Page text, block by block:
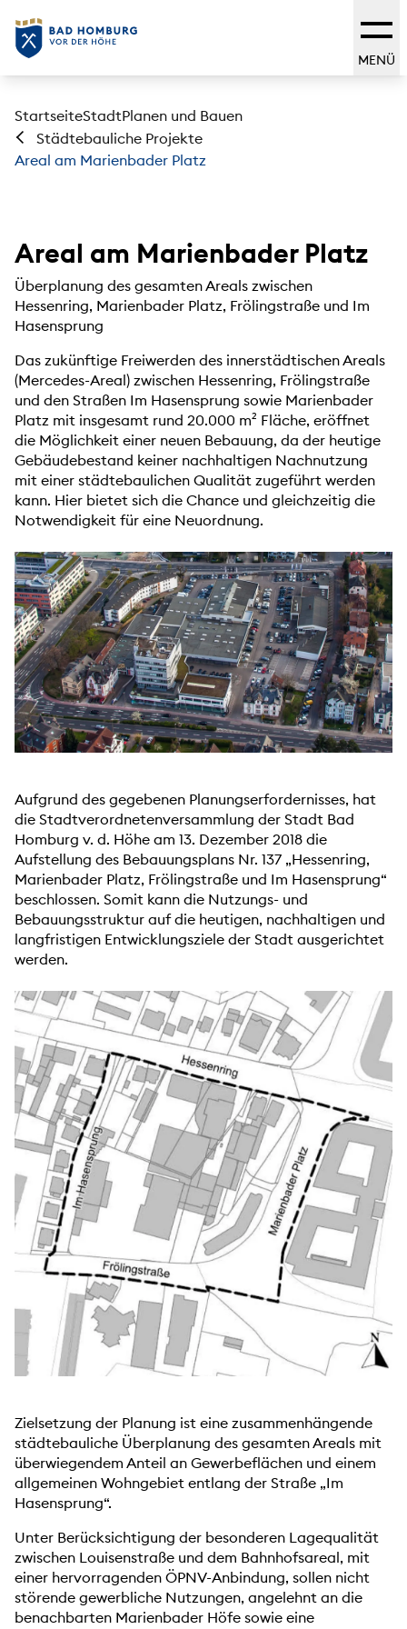
MENÜ
StartseiteStadtPlanen und Bauen
Städtebauliche Projekte
Areal am Marienbader Platz
Areal am Marienbader Platz
Überplanung des gesamten Areals zwischen
Hessenring, Marienbader Platz, Frölingstraße und Im
Hasensprung
Das zukünftige Freiwerden des innerstädtischen Areals
(Mercedes-Areal) zwischen Hessenring, Frölingstraße
und den Straßen Im Hasensprung sowie Marienbader
Platz mit insgesamt rund 20.000 m² Fläche, eröffnet
die Möglichkeit einer neuen Bebauung, da der heutige
Gebäudebestand keiner nachhaltigen Nachnutzung
mit einer städtebaulichen Qualität zugeführt werden
kann. Hier bietet sich die Chance und gleichzeitig die
Notwendigkeit für eine Neuordnung.
Aufgrund des gegebenen Planungserfordernisses, hat
die Stadtverordnetenversammlung der Stadt Bad
Homburg v. d. Höhe am 13. Dezember 2018 die
Aufstellung des Bebauungsplans Nr. 137 „Hessenring,
Marienbader Platz, Frölingstraße und Im Hasensprung“
beschlossen. Somit kann die Nutzungs- und
Bebauungsstruktur auf die heutigen, nachhaltigen und
langfristigen Entwicklungsziele der Stadt ausgerichtet
werden.
Zielsetzung der Planung ist eine zusammenhängende
städtebauliche Überplanung des gesamten Areals mit
überwiegendem Anteil an Gewerbeflächen und einem
allgemeinen Wohngebiet entlang der Straße „Im
Hasensprung“.
Unter Berücksichtigung der besonderen Lagequalität
zwischen Louisenstraße und dem Bahnhofsareal, mit
einer hervorragenden ÖPNV-Anbindung, sollen nicht
störende gewerbliche Nutzungen, angelehnt an die
benachbarten Marienbader Höfe sowie eine